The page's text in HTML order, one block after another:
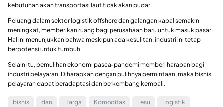
kebutuhan akan transportasi laut tidak akan pudar.
Peluang dalam sektor logistik offshore dan galangan kapal semakin
meningkat, memberikan ruang bagi perusahaan baru untuk masuk pasar.
Hal ini menunjukkan bahwa meskipun ada kesulitan, industri ini tetap
berpotensi untuk tumbuh.
Selain itu, pemulihan ekonomi pasca-pandemi memberi harapan bagi
industri pelayaran. Diharapkan dengan pulihnya permintaan, maka bisnis
pelayaran dapat beradaptasi dan berkembang kembali.
bisnis dan Harga Komoditas Lesu
Logistik